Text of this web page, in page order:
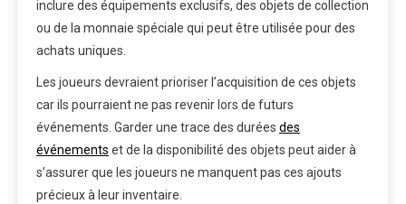
inclure des équipements exclusifs, des objets de collection
ou de la monnaie spéciale qui peut être utilisée pour des
achats uniques.
Les joueurs devraient prioriser l’acquisition de ces objets
car ils pourraient ne pas revenir lors de futurs
événements. Garder une trace des durées des
événements et de la disponibilité des objets peut aider à
s’assurer que les joueurs ne manquent pas ces ajouts
précieux à leur inventaire.